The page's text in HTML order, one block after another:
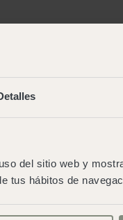
del sitio web y
tus hábitos de